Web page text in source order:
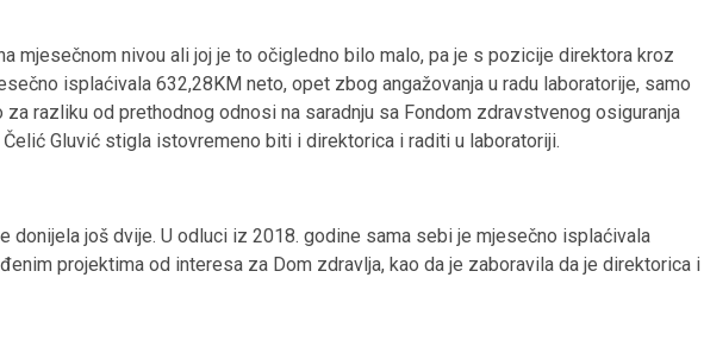
mjesečnom nivou ali joj je to očigledno bilo malo, pa je s pozicije direktora kroz
isplaćivala 632,28KM neto, opet zbog angažovanja u radu laboratorije, samo
razliku od prethodnog odnosi na saradnju sa Fondom zdravstvenog osiguranja
Gluvić stigla istovremeno biti i direktorica i raditi u laboratoriji.
donijela još dvije. U odluci iz 2018. godine sama sebi je mjesečno isplaćivala
projektima od interesa za Dom zdravlja, kao da je zaboravila da je direktorica i